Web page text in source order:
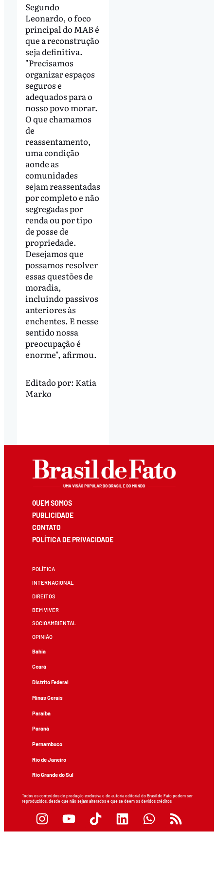
Segundo
Leonardo, o foco
principal do MAB é
que a reconstrução
seja definitiva.
"Precisamos
organizar espaços
seguros e
adequados para o
nosso povo morar.
O que chamamos
de
reassentamento,
uma condição
aonde as
comunidades
sejam reassentadas
por completo e não
segregadas por
renda ou por tipo
de posse de
propriedade.
Desejamos que
possamos resolver
essas questões de
moradia,
incluindo passivos
anteriores às
enchentes. E nesse
sentido nossa
preocupação é
enorme", afirmou.
Editado por: Katia
Marko
QUEM SOMOS
PUBLICIDADE
CONTATO
POLÍTICA DE PRIVACIDADE
POLÍTICA
INTERNACIONAL
DIREITOS
BEM VIVER
SOCIOAMBIENTAL
OPINIÃO
Bahia
Ceará
Distrito Federal
Minas Gerais
Paraíba
Paraná
Pernambuco
Rio de Janeiro
Rio Grande do Sul
Todos os conteúdos de produção exclusiva e de autoria editorial do Brasil de Fato podem ser
reproduzidos, desde que não sejam alterados e que se deem os devidos créditos.